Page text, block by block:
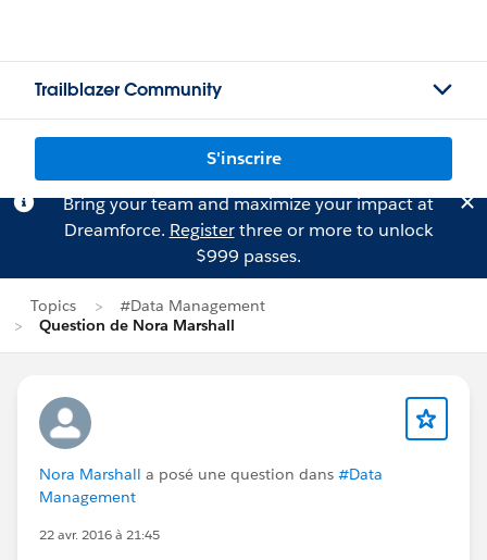
Trailblazer Community
S'inscrire
Bring your team and maximize your impact at
Dreamforce. Registerthree or more to unlock
$999 passes.
Topics
#Data Management
Question de Nora Marshall
Nora Marshall a posé une question dans #Data
Management
22 avr. 2016 à 21:45